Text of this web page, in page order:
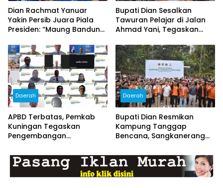
Dian Rachmat Yanuar
Yakin Persib Juara Piala
Presiden: “Maung Bandung
Bupati Dian Sesalkan
Tawuran Pelajar di Jalan
Ahmad Yani, Tegaskan
Bersama
Daerah
APBD Terbatas, Pemkab
Kuningan Tegaskan
Pengembangan
Terhenti
Daerah
Bupati Dian Resmikan
Kampung Tanggap
Bencana, Sangkanerang
Hadapi Bencana